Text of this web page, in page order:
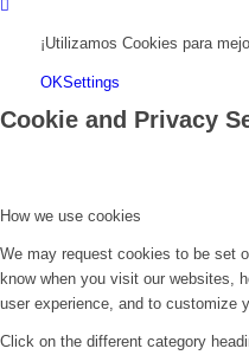
¡Utilizamos Cookies para
OKSettings
Cookie and Privacy
How we use cookies
We may request cookies to be set
know when you visit our websites,
user experience, and to customize
Click on the different category